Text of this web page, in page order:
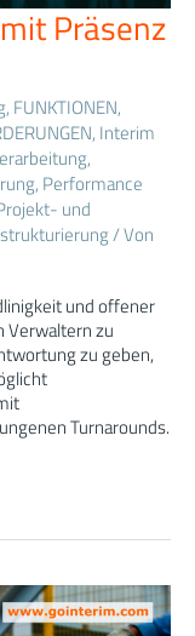
Präsenz
, FUNKTIONEN,
, Interim
,
, Performance
und
/ Von
und offener
Verwaltern zu
zu geben,
Turnarounds.